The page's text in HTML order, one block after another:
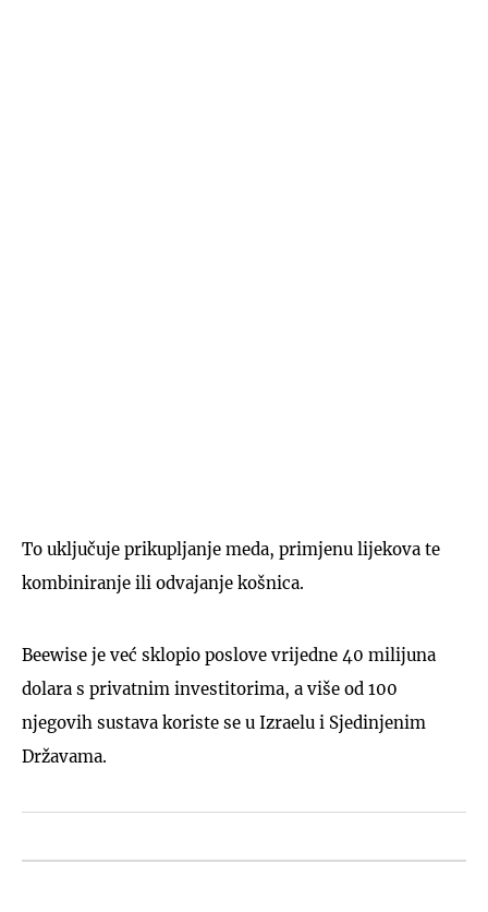
To uključuje prikupljanje meda, primjenu lijekova te
kombiniranje ili odvajanje košnica.
Beewise je već sklopio poslove vrijedne 40 milijuna
dolara s privatnim investitorima, a više od 100
njegovih sustava koriste se u Izraelu i Sjedinjenim
Državama.